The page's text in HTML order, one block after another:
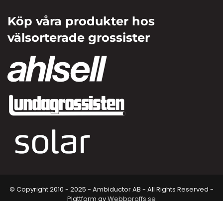
Köp våra produkter hos
välsorterade grossister
© Copyright 2010 - 2025 - Ambiductor AB - All Rights Reserved -
Plattform avWebbproffs.se